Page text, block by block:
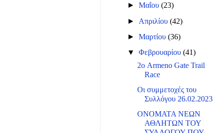
►Μαΐου(23)
► Απριλίου(42)
►Μαρτίου(36)
▼Φεβρουαρίου(41)
2ο Armeno Gate Trail
Race
Οι συμμετοχές του
Συλλόγου 26.02.2023
ΟΝΟΜΑΤΑ ΝΕΩΝ
ΑΘΛΗΤΩΝ ΤΟΥ